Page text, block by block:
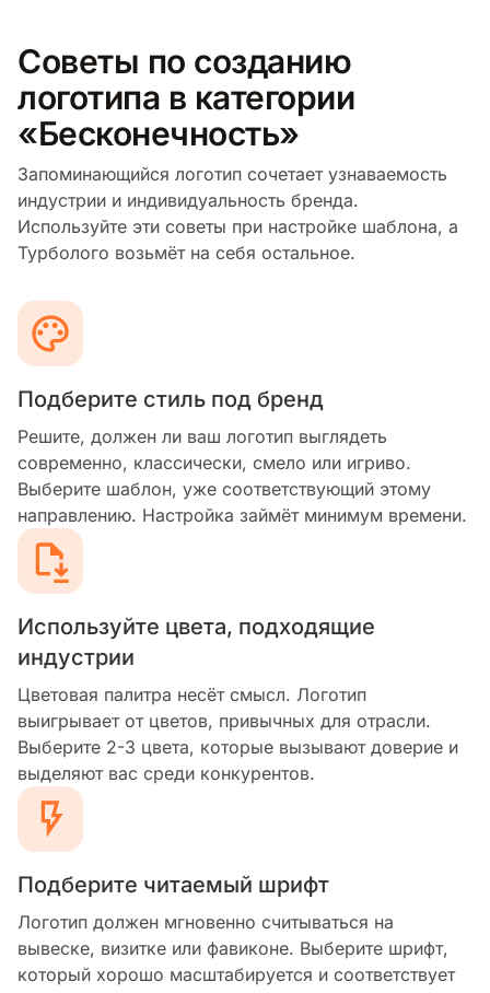
Советы по созданию
логотипа в категории
«Бесконечность»
Запоминающийся логотип сочетает узнаваемость
индустрии и индивидуальность бренда.
Используйте эти советы при настройке шаблона, а
Турболого возьмёт на себя остальное.
Подберите стиль под бренд
Решите, должен ли ваш логотип выглядеть
современно, классически, смело или игриво.
Выберите шаблон, уже соответствующий этому
направлению. Настройка займёт минимум времени.
Используйте цвета, подходящие
индустрии
Цветовая палитра несёт смысл. Логотип
выигрывает от цветов, привычных для отрасли.
Выберите 2-3 цвета, которые вызывают доверие и
выделяют вас среди конкурентов.
Подберите читаемый шрифт
Логотип должен мгновенно считываться на
вывеске, визитке или фавиконе. Выберите шрифт,
который хорошо масштабируется и соответствует